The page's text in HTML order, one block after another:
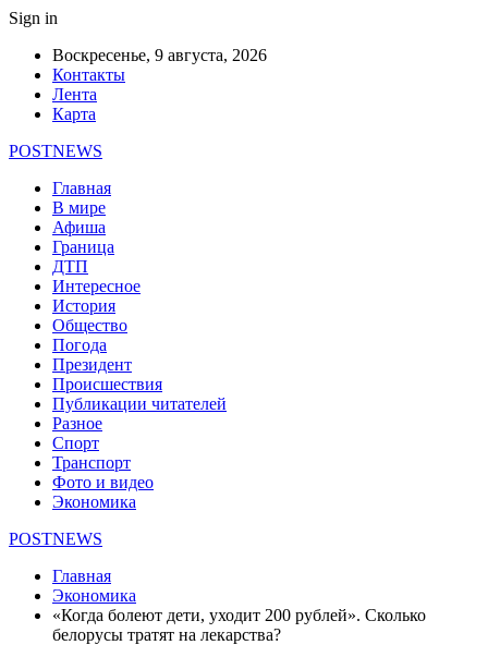
Sign in
Воскресенье, 9 августа, 2026
Контакты
Лента
Карта
POSTNEWS
Главная
В мире
Афиша
Граница
ДТП
Интересное
История
Общество
Погода
Президент
Происшествия
Публикации читателей
Разное
Спорт
Транспорт
Фото и видео
Экономика
POSTNEWS
Главная
Экономика
«Когда болеют дети, уходит 200 рублей». Сколько
белорусы тратят на лекарства?